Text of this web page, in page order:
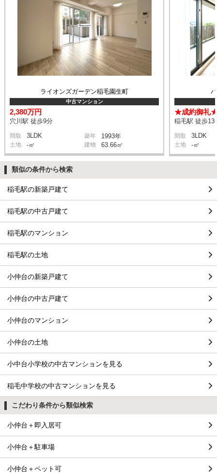
ライオンズガーデン稲毛園生町
中古マンション
2,380万円
穴川駅 徒歩9分
間取 3LDK 築年 1993年
土地 -㎡ 建物 63.66㎡
★成約御礼
稲毛駅 徒歩13
間取 3LDK
土地 -㎡
類似の条件から検索
稲毛駅の新築戸建て
稲毛駅の中古戸建て
稲毛駅のマンション
稲毛駅の土地
小仲台の新築戸建て
小仲台の中古戸建て
小仲台のマンション
小仲台の土地
小中台小学校の中古マンションを見る
稲毛中学校の中古マンションを見る
こだわり条件から類似検索
小仲台＋即入居可
小仲台＋駐車場
小仲台＋ペット可